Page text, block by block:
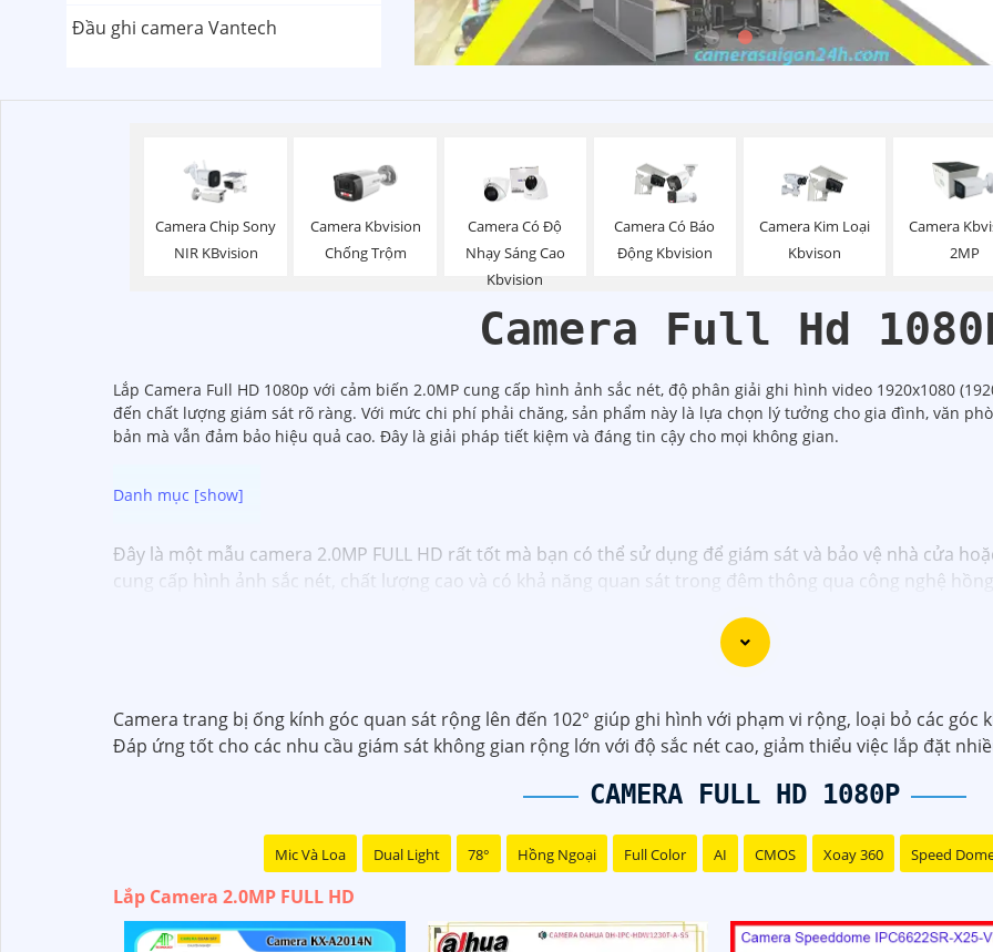
Đầu ghi camera Vantech
Camera Chip Sony
NIR KBvision
Camera Kbvision
Chống Trộm
Camera Có Độ
Nhạy Sáng Cao
Kbvision
Camera Có Báo
Động Kbvision
Camera Kim Loại
Kbvison
Camera
2MP
Camera Full Hd
Lắp Camera Full HD 1080p với cảm biến 2.0MP cung cấp hình ảnh sắc nét, độ phân giải ghi hình video 1920x1080
đến chất lượng giám sát rõ ràng. Với mức chi phí phải chăng, sản phẩm này là lựa chọn lý tưởng cho gia đình, văn
bản mà vẫn đảm bảo hiệu quả cao. Đây là giải pháp tiết kiệm và đáng tin cậy cho mọi không gian.
Đây là một mẫu camera 2.0MP FULL HD rất tốt mà bạn có thể sử dụng để giám sát và bảo vệ nhà cửa
cung cấp hình ảnh sắc nét, chất lượng cao và có khả năng quan sát trong đêm thông qua công nghệ hồng
- Độ phân giải: 2.0MP FULL HD- Chất lượng hình ảnh: Sắc nét, chất lượng cao- Công nghệ hồng ngoại: Có
hoặc không dây tùy chọn- Ứng dụng điều khiển: Có thể kết nối với smartphone để xem qua mạng
Với những tính năng trên, camera 2.0MP FULL HD sẽ là sự lựa chọn tốt để nâng cao an toàn an ninh cho
mua sản phẩm này tại các cửa hàng điện tử hoặc trên các trang mạng chuyên về thiết bị an ninh.
Camera trang bị ống kính góc quan sát rộng lên đến 102° giúp ghi hình với phạm vi rộng, loại bỏ các
Đáp ứng tốt cho các nhu cầu giám sát không gian rộng lớn với độ sắc nét cao, giảm thiểu việc lắp đặt
CAMERA FULL HD 1080P
Mic Và Loa Dual Light 78° Hồng Ngoại Full Color AI CMOS Xoay 360 Speed
Lắp Camera 2.0MP FULL HD